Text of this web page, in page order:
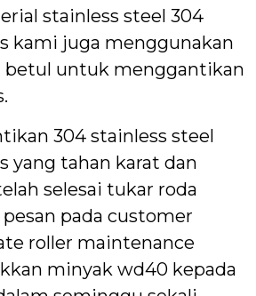
stainless steel 304
kami juga menggunakan
betul untuk menggantikan
304 stainless steel
yang tahan karat dan
selesai tukar roda
pada customer
roller maintenance
minyak wd40 kepada